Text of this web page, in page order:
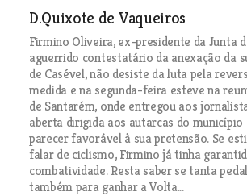
D.Quixote de Vaqueiros
Firmino Oliveira, ex-presidente da Junta
aguerrido contestatário da anexação da
de Casével, não desiste da luta pela
medida e na segunda-feira esteve na
de Santarém, onde entregou aos
aberta dirigida aos autarcas do município
parecer favorável à sua pretensão. Se
falar de ciclismo, Firmino já tinha
combatividade. Resta saber se tanta
também para ganhar a Volta...